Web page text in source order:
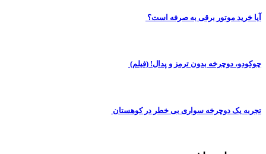
آیا خرید موتور برقی به صرفه است؟
چوکودو، دوچرخه بدون ترمز و پدال! (فیلم)
تجربه یک دوچرخه سواری بی خطر در کوهستان